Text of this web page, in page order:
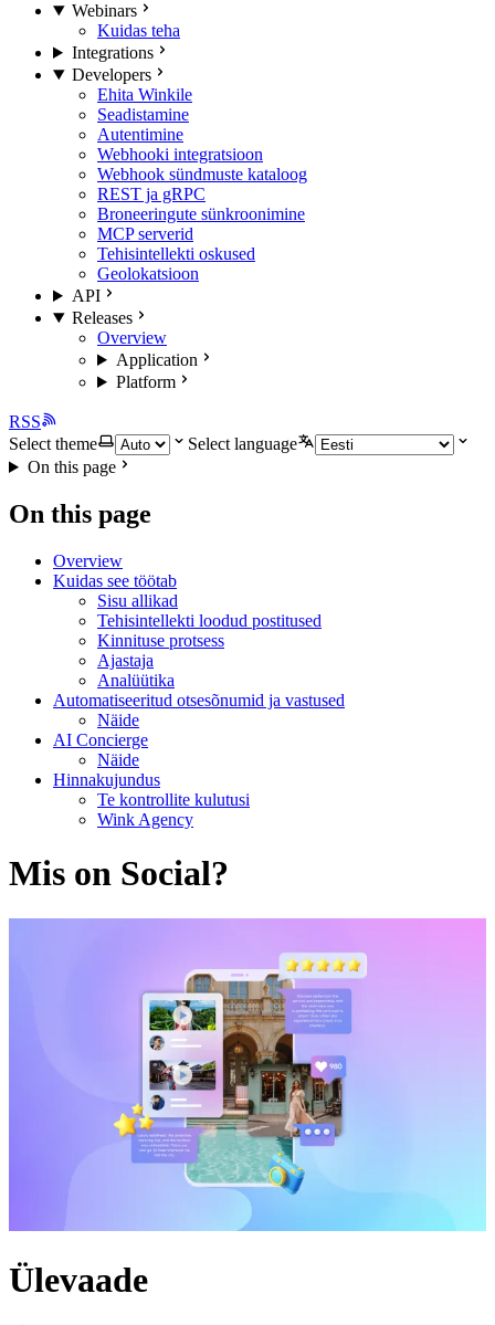
Webinars
Kuidas teha
Integrations
Developers
Ehita Winkile
Seadistamine
Autentimine
Webhooki integratsioon
Webhook sündmuste kataloog
REST ja gRPC
Broneeringute sünkroonimine
MCP serverid
Tehisintellekti oskused
Geolokatsioon
API
Releases
Overview
Application
Platform
RSS
Select theme
Select language
On this page
On this page
Overview
Kuidas see töötab
Sisu allikad
Tehisintellekti loodud postitused
Kinnituse protsess
Ajastaja
Analüütika
Automatiseeritud otsesõnumid ja vastused
Näide
AI Concierge
Näide
Hinnakujundus
Te kontrollite kulutusi
Wink Agency
Mis on Social?
Ülevaade